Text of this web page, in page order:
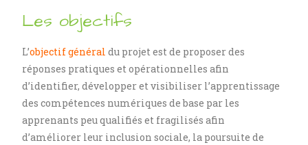
Les objectifs
L’objectif général du projet est de proposer des
réponses pratiques et opérationnelles afin
d’identifier, développer et visibiliser l’apprentissage
des compétences numériques de base par les
apprenants peu qualifiés et fragilisés afin
d’améliorer leur inclusion sociale, la poursuite de